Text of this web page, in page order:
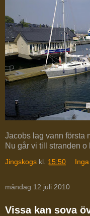
Jacobs lag vann första
Nu går vi till stranden o
Jingskogs kl. 15:50
måndag 12 juli 2010
Vissa kan sova